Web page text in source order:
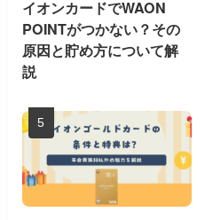
イオンカードでWAON
POINTがつかない？その
原因と貯め方について解
説